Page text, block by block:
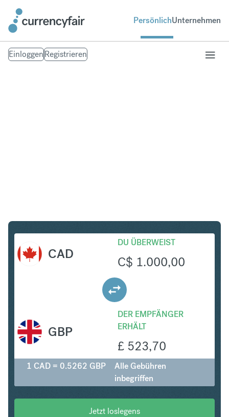
PersönlichUnternehmen
EinloggenRegistrieren
CAD
DU ÜBERWEIST
C$ 1.000,00
DER EMPFÄNGER
ERHÄLT
£ 523,70
GBP
1 CAD = 0.5262 GBP
Alle Gebühren
inbegriffen
Jetzt loslegens